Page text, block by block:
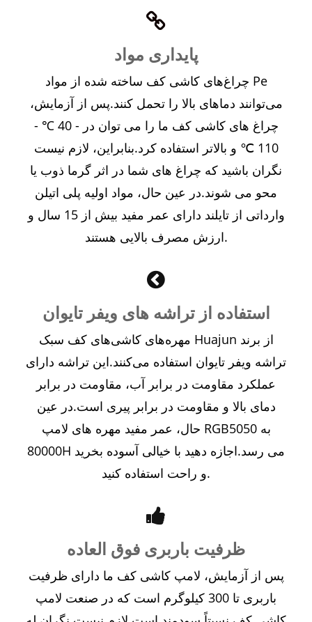
پایداری مواد
چراغ‌های کاشی کف ساخته شده از مواد Pe
می‌توانند دماهای بالا را تحمل کنند.پس از آزمایش،
چراغ های کاشی کف ما را می توان در - 40 ℃ -
110 ℃ و بالاتر استفاده کرد.بنابراین، لازم نیست
نگران باشید که چراغ های شما در اثر گرما ذوب یا
محو می شوند.در عین حال، مواد اولیه پلی اتیلن
وارداتی از تایلند دارای عمر مفید بیش از 15 سال و
ارزش مصرف بالایی هستند.
استفاده از تراشه های ویفر تایوان
مهره‌های کاشی‌های کف سبک Huajun از برند
تراشه ویفر تایوان استفاده می‌کنند.این تراشه دارای
عملکرد مقاومت در برابر آب، مقاومت در برابر
دمای بالا و مقاومت در برابر پیری است.در عین
حال، عمر مفید مهره های لامپ RGB5050 به
80000H می رسد.اجازه دهید با خیالی آسوده بخرید
و راحت استفاده کنید.
ظرفیت باربری فوق العاده
پس از آزمایش، لامپ کاشی کف ما دارای ظرفیت
باربری تا 300 کیلوگرم است که در صنعت لامپ